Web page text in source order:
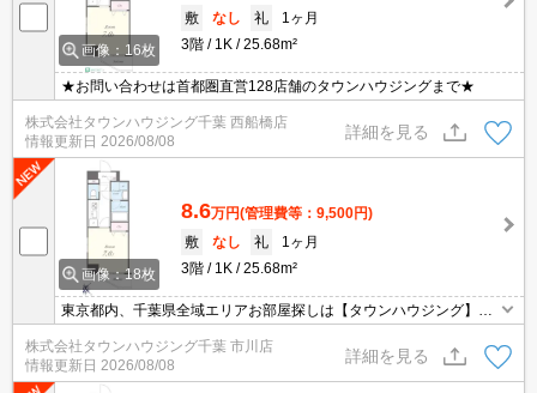
画像：16枚
敷
なし 礼
1ヶ月
3階
1K 25.68m²
★お問い合わせは首都圏直営128店舗のタウンハウジングまで★
株式会社タウンハウジング千葉 西船橋店
情報更新日 2026/08/08
詳細を見る
画像：18枚
8.6万円(管理費等：9,500円)
敷
なし 礼
1ヶ月
3階
1K 25.68m²
東京都内、千葉県全域エリアお部屋探しは【タウンハウジング】に
お任せください！オンラインでご相談・ご見学・ご契約お手続きも
ご対応可能です。
株式会社タウンハウジング千葉 市川店
情報更新日 2026/08/08
詳細を見る